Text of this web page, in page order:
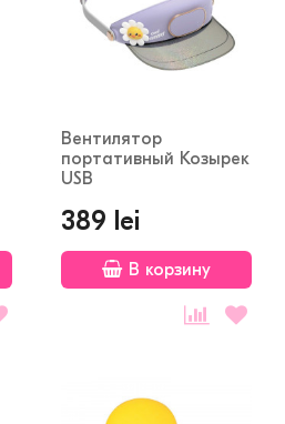
Вентилятор
портативный Козырек
USB
389 lei
В корзину